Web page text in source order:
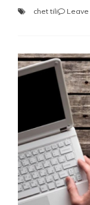
chet tili